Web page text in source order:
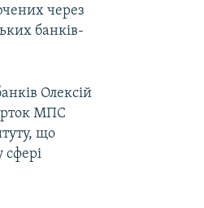
через
банків-
Олексій
МПС
що
сфері